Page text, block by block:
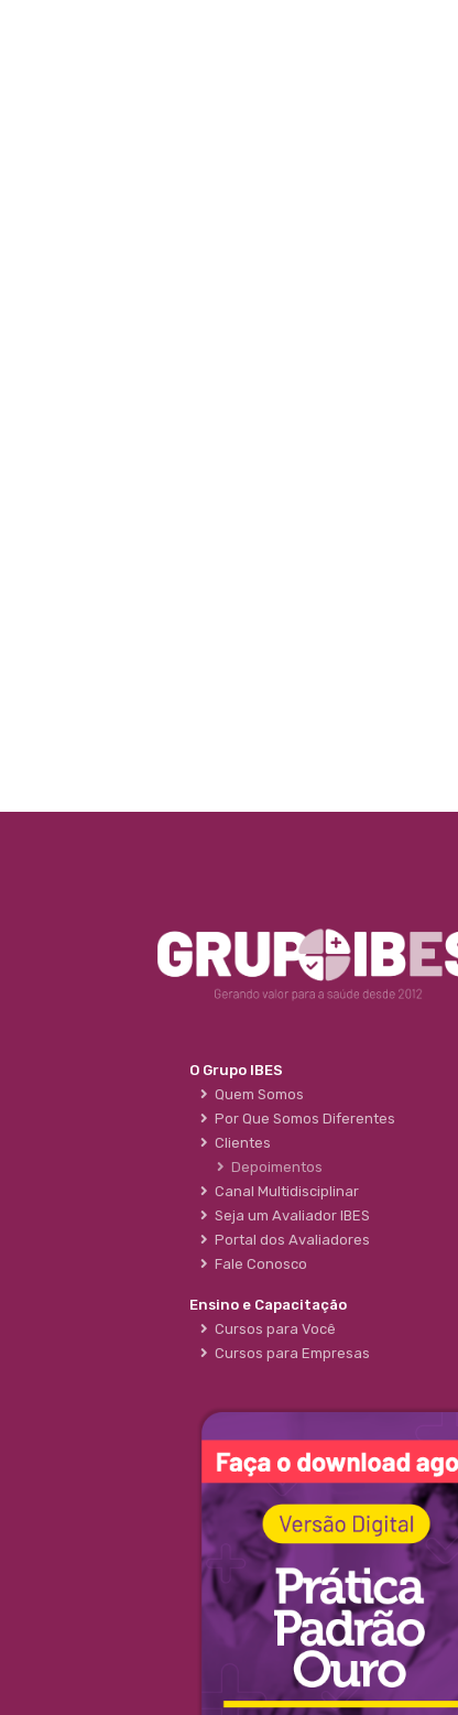
O Grupo IBES
Quem Somos
Por Que Somos Diferentes
Clientes
Depoimentos
Canal Multidisciplinar
Seja um Avaliador IBES
Portal dos Avaliadores
Fale Conosco
Ensino e Capacitação
Cursos para Você
Cursos para Empresas